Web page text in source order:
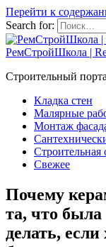
Перейти к
Search for:
РемСтройШкола |
Строительный
Кладка стен
Малярные
Монтаж
Строительная
Свежее
Почему
та, что
делать, если